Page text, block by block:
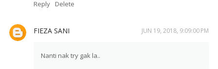
Reply Delete
FIEZA SANI JUN 19, 2018, 9:09:00 PM
Nanti nak try gak la..